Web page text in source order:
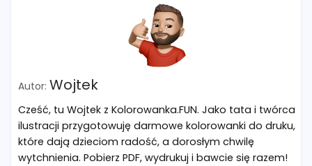
Wojtek
Cześć, tu Wojtek z Kolorowanka.FUN. Jako tata i twórca
ilustracji przygotowuję darmowe kolorowanki do druku,
które dają dzieciom radość, a dorosłym chwilę
wytchnienia. Pobierz PDF, wydrukuj i bawcie się razem!